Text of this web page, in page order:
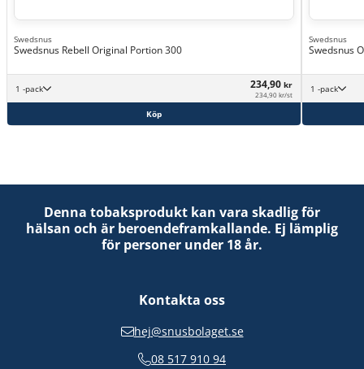
Swedsnus
Swedsnus Rebell Original Portion 300
1 -pack 234,90 kr
234,90 kr/st
Köp
Swedsnus
Swedsnus
1 -pack
Denna tobaksprodukt kan vara skadlig för
hälsan och är beroendeframkallande. Ej lämplig
för personer under 18 år.
Kontakta oss
hej@snusbolaget.se
08 517 910 94